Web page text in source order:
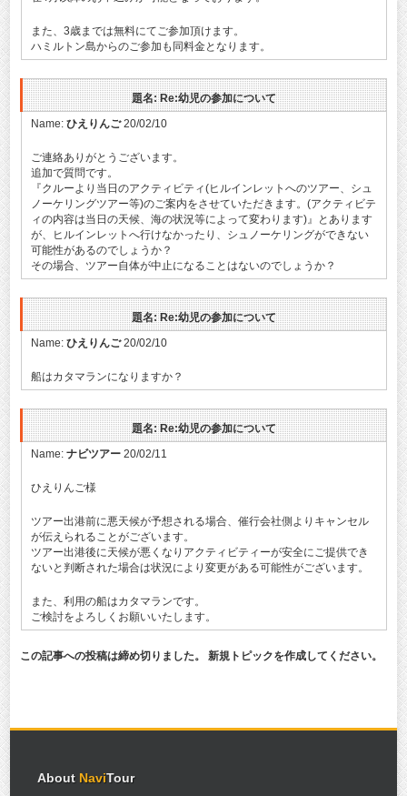
また、3歳までは無料にてご参加頂けます。
ハミルトン島からのご参加も同料金となります。
題名: Re:幼児の参加について
Name: ひえりんご20/02/10
ご連絡ありがとうございます。
追加で質問です。
『クルーより当日のアクティビティ(ヒルインレットへのツアー、シュ
ノーケリングツアー等)のご案内をさせていただきます。(アクティビテ
ィの内容は当日の天候、海の状況等によって変わります)』とあります
が、ヒルインレットへ行けなかったり、シュノーケリングができない
可能性があるのでしょうか？
その場合、ツアー自体が中止になることはないのでしょうか？
題名: Re:幼児の参加について
Name: ひえりんご20/02/10
船はカタマランになりますか？
題名: Re:幼児の参加について
Name: ナビツアー20/02/11
ひえりんご様
ツアー出港前に悪天候が予想される場合、催行会社側よりキャンセル
が伝えられることがございます。
ツアー出港後に天候が悪くなりアクティビティーが安全にご提供でき
ないと判断された場合は状況により変更がある可能性がございます。
また、利用の船はカタマランです。
ご検討をよろしくお願いいたします。
この記事への投稿は締め切りました。 新規トピックを作成してください。
About NaviTour